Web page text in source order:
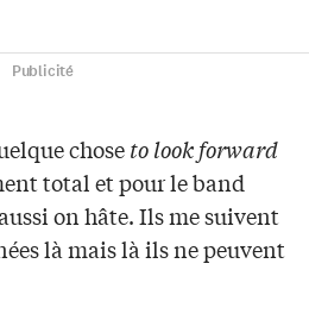
Publicité
choseto look forward
total et pour le band
on hâte. Ils me suivent
là mais là ils ne peuvent